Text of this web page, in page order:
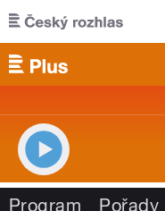
Přejít k hlavnímu obsahu
Program Pořady